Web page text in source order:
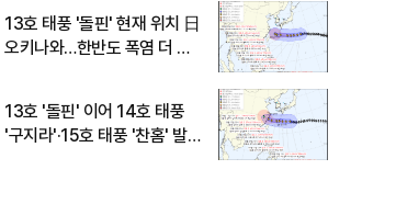
13호 태풍 '돌핀' 현재 위치 日
오키나와…한반도 폭염 더 키
13호 '돌핀' 이어 14호 태풍
'구지라'·15호 태풍 '찬홈' 발